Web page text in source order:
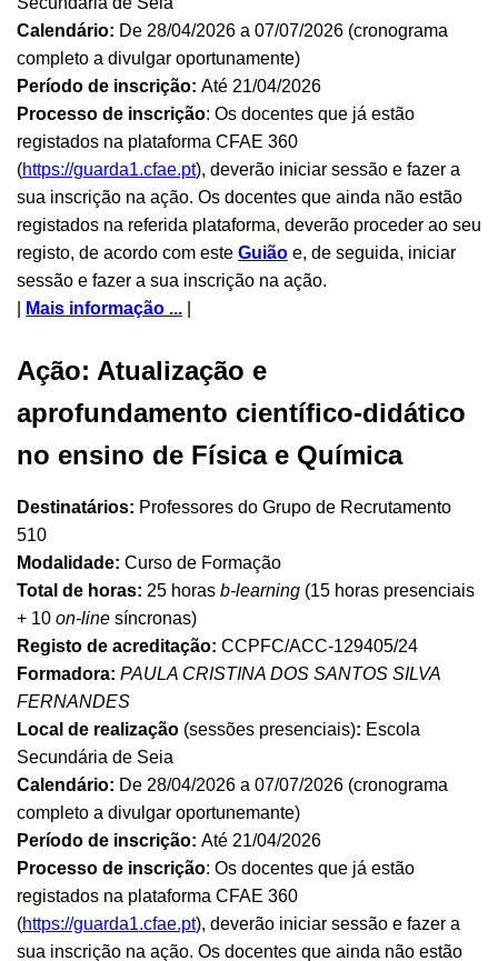
Calendário: De 28/04/2026 a 07/07/2026 (cronograma
completo a divulgar oportunamente)
Período de inscrição: Até 21/04/2026
Processo de inscrição: Os docentes que já estão
registados na plataforma CFAE 360
(https://guarda1.cfae.pt), deverão iniciar sessão e fazer a
sua inscrição na ação. Os docentes que ainda não estão
registados na referida plataforma, deverão proceder ao seu
registo, de acordo com este Guião e, de seguida, iniciar
sessão e fazer a sua inscrição na ação.
Mais informação ...
Ação: Atualização e
aprofundamento científico-didático
no ensino de Física e Química
Destinatários: Professores do Grupo de Recrutamento
510
Modalidade: Curso de Formação
Total de horas: 25 horas b-learning (15 horas presenciais
+ 10 on-line síncronas)
Registo de acreditação: CCPFC/ACC-129405/24
Formadora: PAULA CRISTINA DOS SANTOS SILVA
FERNANDES
Local de realização (sessões presenciais): Escola
Secundária de Seia
Calendário: De 28/04/2026 a 07/07/2026 (cronograma
completo a divulgar oportunemante)
Período de inscrição: Até 21/04/2026
Processo de inscrição: Os docentes que já estão
registados na plataforma CFAE 360
(https://guarda1.cfae.pt), deverão iniciar sessão e fazer a
sua inscrição na ação. Os docentes que ainda não estão